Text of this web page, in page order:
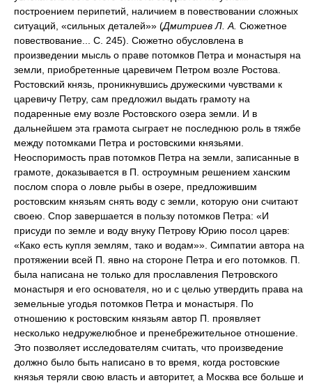
построением перипетий, наличием в повествовании сложных
ситуаций, «сильных деталей»» (Дмитриев Л. А. Сюжетное
повествование... С. 245). Сюжетно обусловлена в
произведении мысль о праве потомков Петра и монастыря на
земли, приобретенные царевичем Петром возле Ростова.
Ростовский князь, проникнувшись дружескими чувствами к
царевичу Петру, сам предложил выдать грамоту на
подаренные ему возле Ростовского озера земли. И в
дальнейшем эта грамота сыграет не последнюю роль в тяжбе
между потомками Петра и ростовскими князьями.
Неоспоримость прав потомков Петра на земли, записанные в
грамоте, доказывается в П. остроумным решением ханским
послом спора о ловле рыбы в озере, предложившим
ростовским князьям снять воду с земли, которую они считают
своею. Спор завершается в пользу потомков Петра: «И
присуди по земле и воду внуку Петрову Юрию посол царев:
«Како есть купля землям, тако и водам»». Симпатии автора на
протяжении всей П. явно на стороне Петра и его потомков. П.
была написана не только для прославления Петровского
монастыря и его основателя, но и с целью утвердить права на
земельные угодья потомков Петра и монастыря. По
отношению к ростовским князьям автор П. проявляет
несколько недружелюбное и пренебрежительное отношение.
Это позволяет исследователям считать, что произведение
должно было быть написано в то время, когда ростовские
князья теряли свою власть и авторитет, а Москва все больше и